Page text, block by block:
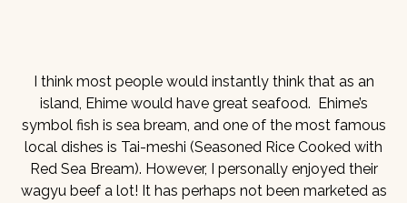
I think most people would instantly think that as an
island, Ehime would have great seafood. Ehime’s
symbol fish is sea bream, and one of the most famous
local dishes is Tai-meshi (Seasoned Rice Cooked with
Red Sea Bream). However, I personally enjoyed their
wagyu beef a lot! It has perhaps not been marketed as